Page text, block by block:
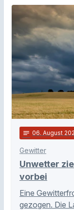
notes 06. August
Gewitter
Unwetter
vorbei
Eine
gezogen. Die